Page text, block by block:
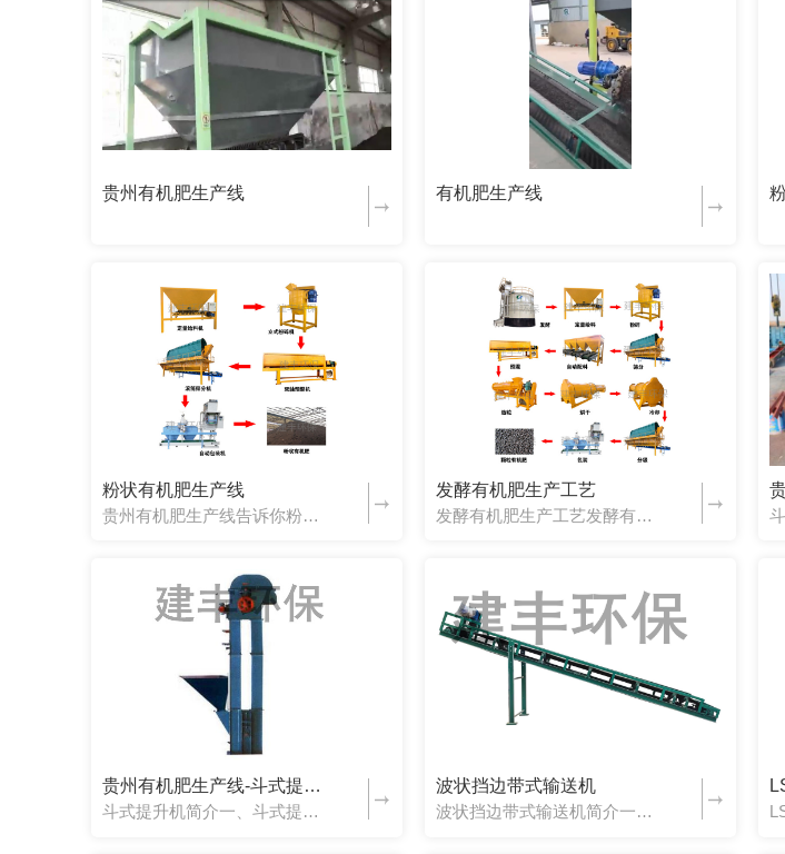
贵州有机肥生产线 有机肥生产线
粉状有机肥生产线
贵州有机肥生产线告诉你粉状有机肥生产线详情：粉状有机肥生产线适用原料（可根据当地情况选择合适原料）1、粪便类：鸡粪、猪粪、牛粪、羊粪、马粪、兔粪、鹌鹑粪、鸽粪等动物粪便；2、秸秆类：玉米秸秆、玉米芯、...
发酵有机肥生产工艺
发酵有机肥生产工艺发酵有机肥生产工艺适用原料（可根据当地情况选择合适原料）?1、粪便类：鸡粪、猪粪、牛粪、羊粪、马粪、兔粪、鹌鹑粪、鸽粪等动物粪便；2、秸秆类：玉米秸秆、玉米芯、稻草、麦秸、豆秸、红薯...
贵州有机肥生产线-斗式提升机
斗式提升机简介一、斗式提升机的应用范围及特点斗式提升机(以下简称斗提机)用于垂直或倾斜时输送粉状、颗粒状及小块状物料。斗提机的优点是：横断面上的外形尺寸较小，可使输送系统布置紧凑；提升高度大；有良好的密封性等。缺点是：对过载的敏感性大；料斗和牵引构件易损坏。斗提机提升物料的高度可达 80m(如TDG 型)，一般常用范围...
波状挡边带式输送机
波状挡边带式输送机简介一、产品特点波状挡边带式输送机(可简称为“挡边机”)结构的.大特点是用波状挡边输送带(可简称为“挡边带”)来取代普通输送带。其工作原理和结构组成，则与通用带式输送机相同。因此，传...